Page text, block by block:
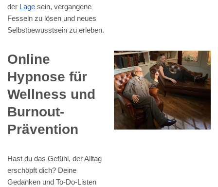
der Lage sein, vergangene
Fesseln zu lösen und neues
Selbstbewusstsein zu erleben.
Online
Hypnose für
Wellness und
Burnout-
Prävention
Hast du das Gefühl, der Alltag
erschöpft dich? Deine
Gedanken und To-Do-Listen